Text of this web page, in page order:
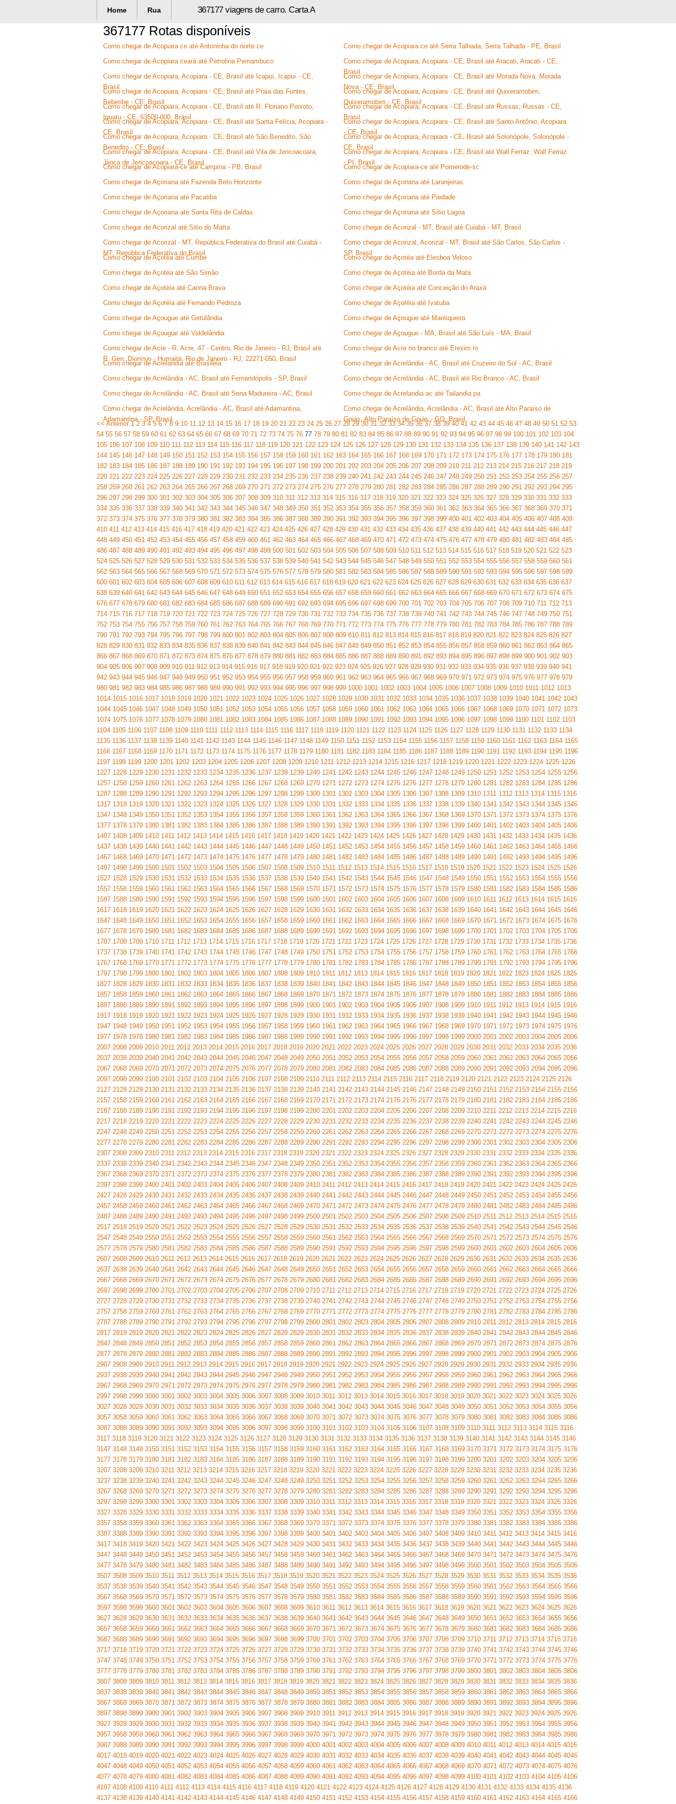
367177 viagens de carro. Carta A
Home Rua
367177 Rotas disponíveis
Como chegar de Acopiara ce até Antoninha do norte ce
Como chegar de Acopiara ce até Serra Talhada, Serra Talhada - PE, Brasil
Como chegar de Acopiara ceará até Petrolina Pernambuco
Como chegar de Acopiara, Acopiara - CE, Brasil até Aracati, Aracati - CE,
Brasil
Como chegar de Acopiara, Acopiara - CE, Brasil até Icapuí, Icapuí - CE,
Brasil
Como chegar de Acopiara, Acopiara - CE, Brasil até Morada Nova, Morada
Nova - CE, Brasil
Como chegar de Acopiara, Acopiara - CE, Brasil até Praia das Fontes,
Beberibe - CE, Brasil
Como chegar de Acopiara, Acopiara - CE, Brasil até Quixeramobim,
Quixeramobim - CE, Brasil
Como chegar de Acopiara, Acopiara - CE, Brasil até R. Floriano Peixoto,
Iguatu - CE, 63500-000, Brasil
Como chegar de Acopiara, Acopiara - CE, Brasil até Russas, Russas - CE,
Brasil
Como chegar de Acopiara, Acopiara - CE, Brasil até Santa Felícia, Acopiara -
CE, Brasil
Como chegar de Acopiara, Acopiara - CE, Brasil até Santo Antônio, Acopiara
- CE, Brasil
Como chegar de Acopiara, Acopiara - CE, Brasil até São Benedito, São
Benedito - CE, Brasil
Como chegar de Acopiara, Acopiara - CE, Brasil até Solonópole, Solonópole -
CE, Brasil
Como chegar de Acopiara, Acopiara - CE, Brasil até Vila de Jericoacoara,
Jijoca de Jericoacoara - CE, Brasil
Como chegar de Acopiara, Acopiara - CE, Brasil até Wall Ferraz, Wall Ferraz
- PI, Brasil
Como chegar de Acopiara-ce até Campina - PB, Brasil
Como chegar de Acopiara-ce até Pomerode-sc
Como chegar de Açoriana até Fazenda Beto Horizonte
Como chegar de Açoriana até Laranjeiras
Como chegar de Açoriana até Pacatiba
Como chegar de Açoriana até Piedade
Como chegar de Açoriana até Santa Rita de Caldas
Como chegar de Açoriana até Sítio Lagoa
Como chegar de Acorizal até Sitio do Matta
Como chegar de Acorizal - MT, Brasil até Cuiabá - MT, Brasil
Como chegar de Acorizal - MT, República Federativa do Brasil até Cuiabá -
MT, República Federativa do Brasil
Como chegar de Acorizal, Acorizal - MT, Brasil até São Carlos, São Carlos -
SP, Brasil
Como chegar de Açotéa até Cumbe
Como chegar de Açotéa até Elesboa Veloso
Como chegar de Açotéa até São Simão
Como chegar de Açotéia até Borda da Mata
Como chegar de Açotéia até Canna Brava
Como chegar de Açotéia até Conceição do Araxá
Como chegar de Açotéia até Fernando Pedroza
Como chegar de Açotéia até Ivatuba
Como chegar de Açougue até Getulândia
Como chegar de Açougue até Mantiqueira
Como chegar de Açougue até Valdelândia
Como chegar de Açougue - MA, Brasil até São Luís - MA, Brasil
Como chegar de Acre - R. Acre, 47 - Centro, Rio de Janeiro - RJ, Brasil até
R. Gen. Dionísio - Humaitá, Rio de Janeiro - RJ, 22271-050, Brasil
Como chegar de Acre rio branco até Erexim rs
Como chegar de Acrelandia até Brasileia
Como chegar de Acrelândia - AC, Brasil até Cruzeiro do Sul - AC, Brasil
Como chegar de Acrelândia - AC, Brasil até Fernandópolis - SP, Brasil
Como chegar de Acrelândia - AC, Brasil até Rio Branco - AC, Brasil
Como chegar de Acrelândia - AC, Brasil até Sena Madureira - AC, Brasil
Como chegar de Acrelandia ac até Tailandia pa
Como chegar de Acrelândia, Acrelândia - AC, Brasil até Adamantina,
Adamantina - SP, Brasil
Como chegar de Acrelândia, Acrelândia - AC, Brasil até Alto Paraíso de
Goiás, Alto Paraíso de Goiás - GO, Brasil
<< Anterior 1 2 3 4 5 6 7 8 9 10 11 12 13 14 15 16 17 18 19 20 21 22 23 24 25 26 27 28 29 30 31 32 33 34 35 36 37 38 39 40 41 42 43 44 45 46 47 48 49 50 51 52 53
54 55 56 57 58 59 60 61 62 63 64 65 66 67 68 69 70 71 72 73 74 75 76 77 78 79 80 81 82 83 84 85 86 87 88 89 90 91 92 93 94 95 96 97 98 99 100 101 102 103 104
105 106 107 108 109 110 111 112 113 114 115 116 117 118 119 120 121 122 123 124 125 126 127 128 129 130 131 132 133 134 135 136 137 138 139 140 141 142 143
144 145 146 147 148 149 150 151 152 153 154 155 156 157 158 159 160 161 162 163 164 165 166 167 168 169 170 171 172 173 174 175 176 177 178 179 180 181
182 183 184 185 186 187 188 189 190 191 192 193 194 195 196 197 198 199 200 201 202 203 204 205 206 207 208 209 210 211 212 213 214 215 216 217 218 219
220 221 222 223 224 225 226 227 228 229 230 231 232 233 234 235 236 237 238 239 240 241 242 243 244 245 246 247 248 249 250 251 252 253 254 255 256 257
258 259 260 261 262 263 264 265 266 267 268 269 270 271 272 273 274 275 276 277 278 279 280 281 282 283 284 285 286 287 288 289 290 291 292 293 294 295
296 297 298 299 300 301 302 303 304 305 306 307 308 309 310 311 312 313 314 315 316 317 318 319 320 321 322 323 324 325 326 327 328 329 330 331 332 333
334 335 336 337 338 339 340 341 342 343 344 345 346 347 348 349 350 351 352 353 354 355 356 357 358 359 360 361 362 363 364 365 366 367 368 369 370 371
372 373 374 375 376 377 378 379 380 381 382 383 384 385 386 387 388 389 390 391 392 393 394 395 396 397 398 399 400 401 402 403 404 405 406 407 408 409
410 411 412 413 414 415 416 417 418 419 420 421 422 423 424 425 426 427 428 429 430 431 432 433 434 435 436 437 438 439 440 441 442 443 444 445 446 447
448 449 450 451 452 453 454 455 456 457 458 459 460 461 462 463 464 465 466 467 468 469 470 471 472 473 474 475 476 477 478 479 480 481 482 483 484 485
486 487 488 489 490 491 492 493 494 495 496 497 498 499 500 501 502 503 504 505 506 507 508 509 510 511 512 513 514 515 516 517 518 519 520 521 522 523
524 525 526 527 528 529 530 531 532 533 534 535 536 537 538 539 540 541 542 543 544 545 546 547 548 549 550 551 552 553 554 555 556 557 558 559 560 561
562 563 564 565 566 567 568 569 570 571 572 573 574 575 576 577 578 579 580 581 582 583 584 585 586 587 588 589 590 591 592 593 594 595 596 597 598 599
600 601 602 603 604 605 606 607 608 609 610 611 612 613 614 615 616 617 618 619 620 621 622 623 624 625 626 627 628 629 630 631 632 633 634 635 636 637
638 639 640 641 642 643 644 645 646 647 648 649 650 651 652 653 654 655 656 657 658 659 660 661 662 663 664 665 666 667 668 669 670 671 672 673 674 675
676 677 678 679 680 681 682 683 684 685 686 687 688 689 690 691 692 693 694 695 696 697 698 699 700 701 702 703 704 705 706 707 708 709 710 711 712 713
714 715 716 717 718 719 720 721 722 723 724 725 726 727 728 729 730 731 732 733 734 735 736 737 738 739 740 741 742 743 744 745 746 747 748 749 750 751
752 753 754 755 756 757 758 759 760 761 762 763 764 765 766 767 768 769 770 771 772 773 774 775 776 777 778 779 780 781 782 783 784 785 786 787 788 789
790 791 792 793 794 795 796 797 798 799 800 801 802 803 804 805 806 807 808 809 810 811 812 813 814 815 816 817 818 819 820 821 822 823 824 825 826 827
828 829 830 831 832 833 834 835 836 837 838 839 840 841 842 843 844 845 846 847 848 849 850 851 852 853 854 855 856 857 858 859 860 861 862 863 864 865
866 867 868 869 870 871 872 873 874 875 876 877 878 879 880 881 882 883 884 885 886 887 888 889 890 891 892 893 894 895 896 897 898 899 900 901 902 903
904 905 906 907 908 909 910 911 912 913 914 915 916 917 918 919 920 921 922 923 924 925 926 927 928 929 930 931 932 933 934 935 936 937 938 939 940 941
942 943 944 945 946 947 948 949 950 951 952 953 954 955 956 957 958 959 960 961 962 963 964 965 966 967 968 969 970 971 972 973 974 975 976 977 978 979
980 981 982 983 984 985 986 987 988 989 990 991 992 993 994 995 996 997 998 999 1000 1001 1002 1003 1004 1005 1006 1007 1008 1009 1010 1011 1012 1013
1014 1015 1016 1017 1018 1019 1020 1021 1022 1023 1024 1025 1026 1027 1028 1029 1030 1031 1032 1033 1034 1035 1036 1037 1038 1039 1040 1041 1042 1043
1044 1045 1046 1047 1048 1049 1050 1051 1052 1053 1054 1055 1056 1057 1058 1059 1060 1061 1062 1063 1064 1065 1066 1067 1068 1069 1070 1071 1072 1073
1074 1075 1076 1077 1078 1079 1080 1081 1082 1083 1084 1085 1086 1087 1088 1089 1090 1091 1092 1093 1094 1095 1096 1097 1098 1099 1100 1101 1102 1103
1104 1105 1106 1107 1108 1109 1110 1111 1112 1113 1114 1115 1116 1117 1118 1119 1120 1121 1122 1123 1124 1125 1126 1127 1128 1129 1130 1131 1132 1133 1134
1135 1136 1137 1138 1139 1140 1141 1142 1143 1144 1145 1146 1147 1148 1149 1150 1151 1152 1153 1154 1155 1156 1157 1158 1159 1160 1161 1162 1163 1164 1165
1166 1167 1168 1169 1170 1171 1172 1173 1174 1175 1176 1177 1178 1179 1180 1181 1182 1183 1184 1185 1186 1187 1188 1189 1190 1191 1192 1193 1194 1195 1196
1197 1198 1199 1200 1201 1202 1203 1204 1205 1206 1207 1208 1209 1210 1211 1212 1213 1214 1215 1216 1217 1218 1219 1220 1221 1222 1223 1224 1225 1226
1227 1228 1229 1230 1231 1232 1233 1234 1235 1236 1237 1238 1239 1240 1241 1242 1243 1244 1245 1246 1247 1248 1249 1250 1251 1252 1253 1254 1255 1256
1257 1258 1259 1260 1261 1262 1263 1264 1265 1266 1267 1268 1269 1270 1271 1272 1273 1274 1275 1276 1277 1278 1279 1280 1281 1282 1283 1284 1285 1286
1287 1288 1289 1290 1291 1292 1293 1294 1295 1296 1297 1298 1299 1300 1301 1302 1303 1304 1305 1306 1307 1308 1309 1310 1311 1312 1313 1314 1315 1316
1317 1318 1319 1320 1321 1322 1323 1324 1325 1326 1327 1328 1329 1330 1331 1332 1333 1334 1335 1336 1337 1338 1339 1340 1341 1342 1343 1344 1345 1346
1347 1348 1349 1350 1351 1352 1353 1354 1355 1356 1357 1358 1359 1360 1361 1362 1363 1364 1365 1366 1367 1368 1369 1370 1371 1372 1373 1374 1375 1376
1377 1378 1379 1380 1381 1382 1383 1384 1385 1386 1387 1388 1389 1390 1391 1392 1393 1394 1395 1396 1397 1398 1399 1400 1401 1402 1403 1404 1405 1406
1407 1408 1409 1410 1411 1412 1413 1414 1415 1416 1417 1418 1419 1420 1421 1422 1423 1424 1425 1426 1427 1428 1429 1430 1431 1432 1433 1434 1435 1436
1437 1438 1439 1440 1441 1442 1443 1444 1445 1446 1447 1448 1449 1450 1451 1452 1453 1454 1455 1456 1457 1458 1459 1460 1461 1462 1463 1464 1465 1466
1467 1468 1469 1470 1471 1472 1473 1474 1475 1476 1477 1478 1479 1480 1481 1482 1483 1484 1485 1486 1487 1488 1489 1490 1491 1492 1493 1494 1495 1496
1497 1498 1499 1500 1501 1502 1503 1504 1505 1506 1507 1508 1509 1510 1511 1512 1513 1514 1515 1516 1517 1518 1519 1520 1521 1522 1523 1524 1525 1526
1527 1528 1529 1530 1531 1532 1533 1534 1535 1536 1537 1538 1539 1540 1541 1542 1543 1544 1545 1546 1547 1548 1549 1550 1551 1552 1553 1554 1555 1556
1557 1558 1559 1560 1561 1562 1563 1564 1565 1566 1567 1568 1569 1570 1571 1572 1573 1574 1575 1576 1577 1578 1579 1580 1581 1582 1583 1584 1585 1586
1587 1588 1589 1590 1591 1592 1593 1594 1595 1596 1597 1598 1599 1600 1601 1602 1603 1604 1605 1606 1607 1608 1609 1610 1611 1612 1613 1614 1615 1616
1617 1618 1619 1620 1621 1622 1623 1624 1625 1626 1627 1628 1629 1630 1631 1632 1633 1634 1635 1636 1637 1638 1639 1640 1641 1642 1643 1644 1645 1646
1647 1648 1649 1650 1651 1652 1653 1654 1655 1656 1657 1658 1659 1660 1661 1662 1663 1664 1665 1666 1667 1668 1669 1670 1671 1672 1673 1674 1675 1676
1677 1678 1679 1680 1681 1682 1683 1684 1685 1686 1687 1688 1689 1690 1691 1692 1693 1694 1695 1696 1697 1698 1699 1700 1701 1702 1703 1704 1705 1706
1707 1708 1709 1710 1711 1712 1713 1714 1715 1716 1717 1718 1719 1720 1721 1722 1723 1724 1725 1726 1727 1728 1729 1730 1731 1732 1733 1734 1735 1736
1737 1738 1739 1740 1741 1742 1743 1744 1745 1746 1747 1748 1749 1750 1751 1752 1753 1754 1755 1756 1757 1758 1759 1760 1761 1762 1763 1764 1765 1766
1767 1768 1769 1770 1771 1772 1773 1774 1775 1776 1777 1778 1779 1780 1781 1782 1783 1784 1785 1786 1787 1788 1789 1790 1791 1792 1793 1794 1795 1796
1797 1798 1799 1800 1801 1802 1803 1804 1805 1806 1807 1808 1809 1810 1811 1812 1813 1814 1815 1816 1817 1818 1819 1820 1821 1822 1823 1824 1825 1826
1827 1828 1829 1830 1831 1832 1833 1834 1835 1836 1837 1838 1839 1840 1841 1842 1843 1844 1845 1846 1847 1848 1849 1850 1851 1852 1853 1854 1855 1856
1857 1858 1859 1860 1861 1862 1863 1864 1865 1866 1867 1868 1869 1870 1871 1872 1873 1874 1875 1876 1877 1878 1879 1880 1881 1882 1883 1884 1885 1886
1887 1888 1889 1890 1891 1892 1893 1894 1895 1896 1897 1898 1899 1900 1901 1902 1903 1904 1905 1906 1907 1908 1909 1910 1911 1912 1913 1914 1915 1916
1917 1918 1919 1920 1921 1922 1923 1924 1925 1926 1927 1928 1929 1930 1931 1932 1933 1934 1935 1936 1937 1938 1939 1940 1941 1942 1943 1944 1945 1946
1947 1948 1949 1950 1951 1952 1953 1954 1955 1956 1957 1958 1959 1960 1961 1962 1963 1964 1965 1966 1967 1968 1969 1970 1971 1972 1973 1974 1975 1976
1977 1978 1979 1980 1981 1982 1983 1984 1985 1986 1987 1988 1989 1990 1991 1992 1993 1994 1995 1996 1997 1998 1999 2000 2001 2002 2003 2004 2005 2006
2007 2008 2009 2010 2011 2012 2013 2014 2015 2016 2017 2018 2019 2020 2021 2022 2023 2024 2025 2026 2027 2028 2029 2030 2031 2032 2033 2034 2035 2036
2037 2038 2039 2040 2041 2042 2043 2044 2045 2046 2047 2048 2049 2050 2051 2052 2053 2054 2055 2056 2057 2058 2059 2060 2061 2062 2063 2064 2065 2066
2067 2068 2069 2070 2071 2072 2073 2074 2075 2076 2077 2078 2079 2080 2081 2082 2083 2084 2085 2086 2087 2088 2089 2090 2091 2092 2093 2094 2095 2096
2097 2098 2099 2100 2101 2102 2103 2104 2105 2106 2107 2108 2109 2110 2111 2112 2113 2114 2115 2116 2117 2118 2119 2120 2121 2122 2123 2124 2125 2126
2127 2128 2129 2130 2131 2132 2133 2134 2135 2136 2137 2138 2139 2140 2141 2142 2143 2144 2145 2146 2147 2148 2149 2150 2151 2152 2153 2154 2155 2156
2157 2158 2159 2160 2161 2162 2163 2164 2165 2166 2167 2168 2169 2170 2171 2172 2173 2174 2175 2176 2177 2178 2179 2180 2181 2182 2183 2184 2185 2186
2187 2188 2189 2190 2191 2192 2193 2194 2195 2196 2197 2198 2199 2200 2201 2202 2203 2204 2205 2206 2207 2208 2209 2210 2211 2212 2213 2214 2215 2216
2217 2218 2219 2220 2221 2222 2223 2224 2225 2226 2227 2228 2229 2230 2231 2232 2233 2234 2235 2236 2237 2238 2239 2240 2241 2242 2243 2244 2245 2246
2247 2248 2249 2250 2251 2252 2253 2254 2255 2256 2257 2258 2259 2260 2261 2262 2263 2264 2265 2266 2267 2268 2269 2270 2271 2272 2273 2274 2275 2276
2277 2278 2279 2280 2281 2282 2283 2284 2285 2286 2287 2288 2289 2290 2291 2292 2293 2294 2295 2296 2297 2298 2299 2300 2301 2302 2303 2304 2305 2306
2307 2308 2309 2310 2311 2312 2313 2314 2315 2316 2317 2318 2319 2320 2321 2322 2323 2324 2325 2326 2327 2328 2329 2330 2331 2332 2333 2334 2335 2336
2337 2338 2339 2340 2341 2342 2343 2344 2345 2346 2347 2348 2349 2350 2351 2352 2353 2354 2355 2356 2357 2358 2359 2360 2361 2362 2363 2364 2365 2366
2367 2368 2369 2370 2371 2372 2373 2374 2375 2376 2377 2378 2379 2380 2381 2382 2383 2384 2385 2386 2387 2388 2389 2390 2391 2392 2393 2394 2395 2396
2397 2398 2399 2400 2401 2402 2403 2404 2405 2406 2407 2408 2409 2410 2411 2412 2413 2414 2415 2416 2417 2418 2419 2420 2421 2422 2423 2424 2425 2426
2427 2428 2429 2430 2431 2432 2433 2434 2435 2436 2437 2438 2439 2440 2441 2442 2443 2444 2445 2446 2447 2448 2449 2450 2451 2452 2453 2454 2455 2456
2457 2458 2459 2460 2461 2462 2463 2464 2465 2466 2467 2468 2469 2470 2471 2472 2473 2474 2475 2476 2477 2478 2479 2480 2481 2482 2483 2484 2485 2486
2487 2488 2489 2490 2491 2492 2493 2494 2495 2496 2497 2498 2499 2500 2501 2502 2503 2504 2505 2506 2507 2508 2509 2510 2511 2512 2513 2514 2515 2516
2517 2518 2519 2520 2521 2522 2523 2524 2525 2526 2527 2528 2529 2530 2531 2532 2533 2534 2535 2536 2537 2538 2539 2540 2541 2542 2543 2544 2545 2546
2547 2548 2549 2550 2551 2552 2553 2554 2555 2556 2557 2558 2559 2560 2561 2562 2563 2564 2565 2566 2567 2568 2569 2570 2571 2572 2573 2574 2575 2576
2577 2578 2579 2580 2581 2582 2583 2584 2585 2586 2587 2588 2589 2590 2591 2592 2593 2594 2595 2596 2597 2598 2599 2600 2601 2602 2603 2604 2605 2606
2607 2608 2609 2610 2611 2612 2613 2614 2615 2616 2617 2618 2619 2620 2621 2622 2623 2624 2625 2626 2627 2628 2629 2630 2631 2632 2633 2634 2635 2636
2637 2638 2639 2640 2641 2642 2643 2644 2645 2646 2647 2648 2649 2650 2651 2652 2653 2654 2655 2656 2657 2658 2659 2660 2661 2662 2663 2664 2665 2666
2667 2668 2669 2670 2671 2672 2673 2674 2675 2676 2677 2678 2679 2680 2681 2682 2683 2684 2685 2686 2687 2688 2689 2690 2691 2692 2693 2694 2695 2696
2697 2698 2699 2700 2701 2702 2703 2704 2705 2706 2707 2708 2709 2710 2711 2712 2713 2714 2715 2716 2717 2718 2719 2720 2721 2722 2723 2724 2725 2726
2727 2728 2729 2730 2731 2732 2733 2734 2735 2736 2737 2738 2739 2740 2741 2742 2743 2744 2745 2746 2747 2748 2749 2750 2751 2752 2753 2754 2755 2756
2757 2758 2759 2760 2761 2762 2763 2764 2765 2766 2767 2768 2769 2770 2771 2772 2773 2774 2775 2776 2777 2778 2779 2780 2781 2782 2783 2784 2785 2786
2787 2788 2789 2790 2791 2792 2793 2794 2795 2796 2797 2798 2799 2800 2801 2802 2803 2804 2805 2806 2807 2808 2809 2810 2811 2812 2813 2814 2815 2816
2817 2818 2819 2820 2821 2822 2823 2824 2825 2826 2827 2828 2829 2830 2831 2832 2833 2834 2835 2836 2837 2838 2839 2840 2841 2842 2843 2844 2845 2846
2847 2848 2849 2850 2851 2852 2853 2854 2855 2856 2857 2858 2859 2860 2861 2862 2863 2864 2865 2866 2867 2868 2869 2870 2871 2872 2873 2874 2875 2876
2877 2878 2879 2880 2881 2882 2883 2884 2885 2886 2887 2888 2889 2890 2891 2892 2893 2894 2895 2896 2897 2898 2899 2900 2901 2902 2903 2904 2905 2906
2907 2908 2909 2910 2911 2912 2913 2914 2915 2916 2917 2918 2919 2920 2921 2922 2923 2924 2925 2926 2927 2928 2929 2930 2931 2932 2933 2934 2935 2936
2937 2938 2939 2940 2941 2942 2943 2944 2945 2946 2947 2948 2949 2950 2951 2952 2953 2954 2955 2956 2957 2958 2959 2960 2961 2962 2963 2964 2965 2966
2967 2968 2969 2970 2971 2972 2973 2974 2975 2976 2977 2978 2979 2980 2981 2982 2983 2984 2985 2986 2987 2988 2989 2990 2991 2992 2993 2994 2995 2996
2997 2998 2999 3000 3001 3002 3003 3004 3005 3006 3007 3008 3009 3010 3011 3012 3013 3014 3015 3016 3017 3018 3019 3020 3021 3022 3023 3024 3025 3026
3027 3028 3029 3030 3031 3032 3033 3034 3035 3036 3037 3038 3039 3040 3041 3042 3043 3044 3045 3046 3047 3048 3049 3050 3051 3052 3053 3054 3055 3056
3057 3058 3059 3060 3061 3062 3063 3064 3065 3066 3067 3068 3069 3070 3071 3072 3073 3074 3075 3076 3077 3078 3079 3080 3081 3082 3083 3084 3085 3086
3087 3088 3089 3090 3091 3092 3093 3094 3095 3096 3097 3098 3099 3100 3101 3102 3103 3104 3105 3106 3107 3108 3109 3110 3111 3112 3113 3114 3115 3116
3117 3118 3119 3120 3121 3122 3123 3124 3125 3126 3127 3128 3129 3130 3131 3132 3133 3134 3135 3136 3137 3138 3139 3140 3141 3142 3143 3144 3145 3146
3147 3148 3149 3150 3151 3152 3153 3154 3155 3156 3157 3158 3159 3160 3161 3162 3163 3164 3165 3166 3167 3168 3169 3170 3171 3172 3173 3174 3175 3176
3177 3178 3179 3180 3181 3182 3183 3184 3185 3186 3187 3188 3189 3190 3191 3192 3193 3194 3195 3196 3197 3198 3199 3200 3201 3202 3203 3204 3205 3206
3207 3208 3209 3210 3211 3212 3213 3214 3215 3216 3217 3218 3219 3220 3221 3222 3223 3224 3225 3226 3227 3228 3229 3230 3231 3232 3233 3234 3235 3236
3237 3238 3239 3240 3241 3242 3243 3244 3245 3246 3247 3248 3249 3250 3251 3252 3253 3254 3255 3256 3257 3258 3259 3260 3261 3262 3263 3264 3265 3266
3267 3268 3269 3270 3271 3272 3273 3274 3275 3276 3277 3278 3279 3280 3281 3282 3283 3284 3285 3286 3287 3288 3289 3290 3291 3292 3293 3294 3295 3296
3297 3298 3299 3300 3301 3302 3303 3304 3305 3306 3307 3308 3309 3310 3311 3312 3313 3314 3315 3316 3317 3318 3319 3320 3321 3322 3323 3324 3325 3326
3327 3328 3329 3330 3331 3332 3333 3334 3335 3336 3337 3338 3339 3340 3341 3342 3343 3344 3345 3346 3347 3348 3349 3350 3351 3352 3353 3354 3355 3356
3357 3358 3359 3360 3361 3362 3363 3364 3365 3366 3367 3368 3369 3370 3371 3372 3373 3374 3375 3376 3377 3378 3379 3380 3381 3382 3383 3384 3385 3386
3387 3388 3389 3390 3391 3392 3393 3394 3395 3396 3397 3398 3399 3400 3401 3402 3403 3404 3405 3406 3407 3408 3409 3410 3411 3412 3413 3414 3415 3416
3417 3418 3419 3420 3421 3422 3423 3424 3425 3426 3427 3428 3429 3430 3431 3432 3433 3434 3435 3436 3437 3438 3439 3440 3441 3442 3443 3444 3445 3446
3447 3448 3449 3450 3451 3452 3453 3454 3455 3456 3457 3458 3459 3460 3461 3462 3463 3464 3465 3466 3467 3468 3469 3470 3471 3472 3473 3474 3475 3476
3477 3478 3479 3480 3481 3482 3483 3484 3485 3486 3487 3488 3489 3490 3491 3492 3493 3494 3495 3496 3497 3498 3499 3500 3501 3502 3503 3504 3505 3506
3507 3508 3509 3510 3511 3512 3513 3514 3515 3516 3517 3518 3519 3520 3521 3522 3523 3524 3525 3526 3527 3528 3529 3530 3531 3532 3533 3534 3535 3536
3537 3538 3539 3540 3541 3542 3543 3544 3545 3546 3547 3548 3549 3550 3551 3552 3553 3554 3555 3556 3557 3558 3559 3560 3561 3562 3563 3564 3565 3566
3567 3568 3569 3570 3571 3572 3573 3574 3575 3576 3577 3578 3579 3580 3581 3582 3583 3584 3585 3586 3587 3588 3589 3590 3591 3592 3593 3594 3595 3596
3597 3598 3599 3600 3601 3602 3603 3604 3605 3606 3607 3608 3609 3610 3611 3612 3613 3614 3615 3616 3617 3618 3619 3620 3621 3622 3623 3624 3625 3626
3627 3628 3629 3630 3631 3632 3633 3634 3635 3636 3637 3638 3639 3640 3641 3642 3643 3644 3645 3646 3647 3648 3649 3650 3651 3652 3653 3654 3655 3656
3657 3658 3659 3660 3661 3662 3663 3664 3665 3666 3667 3668 3669 3670 3671 3672 3673 3674 3675 3676 3677 3678 3679 3680 3681 3682 3683 3684 3685 3686
3687 3688 3689 3690 3691 3692 3693 3694 3695 3696 3697 3698 3699 3700 3701 3702 3703 3704 3705 3706 3707 3708 3709 3710 3711 3712 3713 3714 3715 3716
3717 3718 3719 3720 3721 3722 3723 3724 3725 3726 3727 3728 3729 3730 3731 3732 3733 3734 3735 3736 3737 3738 3739 3740 3741 3742 3743 3744 3745 3746
3747 3748 3749 3750 3751 3752 3753 3754 3755 3756 3757 3758 3759 3760 3761 3762 3763 3764 3765 3766 3767 3768 3769 3770 3771 3772 3773 3774 3775 3776
3777 3778 3779 3780 3781 3782 3783 3784 3785 3786 3787 3788 3789 3790 3791 3792 3793 3794 3795 3796 3797 3798 3799 3800 3801 3802 3803 3804 3805 3806
3807 3808 3809 3810 3811 3812 3813 3814 3815 3816 3817 3818 3819 3820 3821 3822 3823 3824 3825 3826 3827 3828 3829 3830 3831 3832 3833 3834 3835 3836
3837 3838 3839 3840 3841 3842 3843 3844 3845 3846 3847 3848 3849 3850 3851 3852 3853 3854 3855 3856 3857 3858 3859 3860 3861 3862 3863 3864 3865 3866
3867 3868 3869 3870 3871 3872 3873 3874 3875 3876 3877 3878 3879 3880 3881 3882 3883 3884 3885 3886 3887 3888 3889 3890 3891 3892 3893 3894 3895 3896
3897 3898 3899 3900 3901 3902 3903 3904 3905 3906 3907 3908 3909 3910 3911 3912 3913 3914 3915 3916 3917 3918 3919 3920 3921 3922 3923 3924 3925 3926
3927 3928 3929 3930 3931 3932 3933 3934 3935 3936 3937 3938 3939 3940 3941 3942 3943 3944 3945 3946 3947 3948 3949 3950 3951 3952 3953 3954 3955 3956
3957 3958 3959 3960 3961 3962 3963 3964 3965 3966 3967 3968 3969 3970 3971 3972 3973 3974 3975 3976 3977 3978 3979 3980 3981 3982 3983 3984 3985 3986
3987 3988 3989 3990 3991 3992 3993 3994 3995 3996 3997 3998 3999 4000 4001 4002 4003 4004 4005 4006 4007 4008 4009 4010 4011 4012 4013 4014 4015 4016
4017 4018 4019 4020 4021 4022 4023 4024 4025 4026 4027 4028 4029 4030 4031 4032 4033 4034 4035 4036 4037 4038 4039 4040 4041 4042 4043 4044 4045 4046
4047 4048 4049 4050 4051 4052 4053 4054 4055 4056 4057 4058 4059 4060 4061 4062 4063 4064 4065 4066 4067 4068 4069 4070 4071 4072 4073 4074 4075 4076
4077 4078 4079 4080 4081 4082 4083 4084 4085 4086 4087 4088 4089 4090 4091 4092 4093 4094 4095 4096 4097 4098 4099 4100 4101 4102 4103 4104 4105 4106
4107 4108 4109 4110 4111 4112 4113 4114 4115 4116 4117 4118 4119 4120 4121 4122 4123 4124 4125 4126 4127 4128 4129 4130 4131 4132 4133 4134 4135 4136
4137 4138 4139 4140 4141 4142 4143 4144 4145 4146 4147 4148 4149 4150 4151 4152 4153 4154 4155 4156 4157 4158 4159 4160 4161 4162 4163 4164 4165 4166